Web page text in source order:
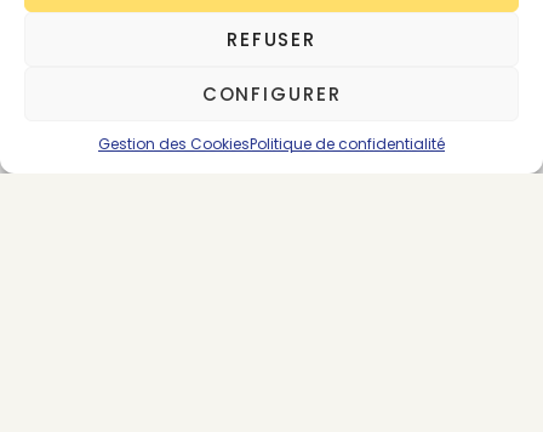
REFUSER
CONFIGURER
Gestion des CookiesPolitique de confidentialité
Accédez à tous nos articles
Entreprise